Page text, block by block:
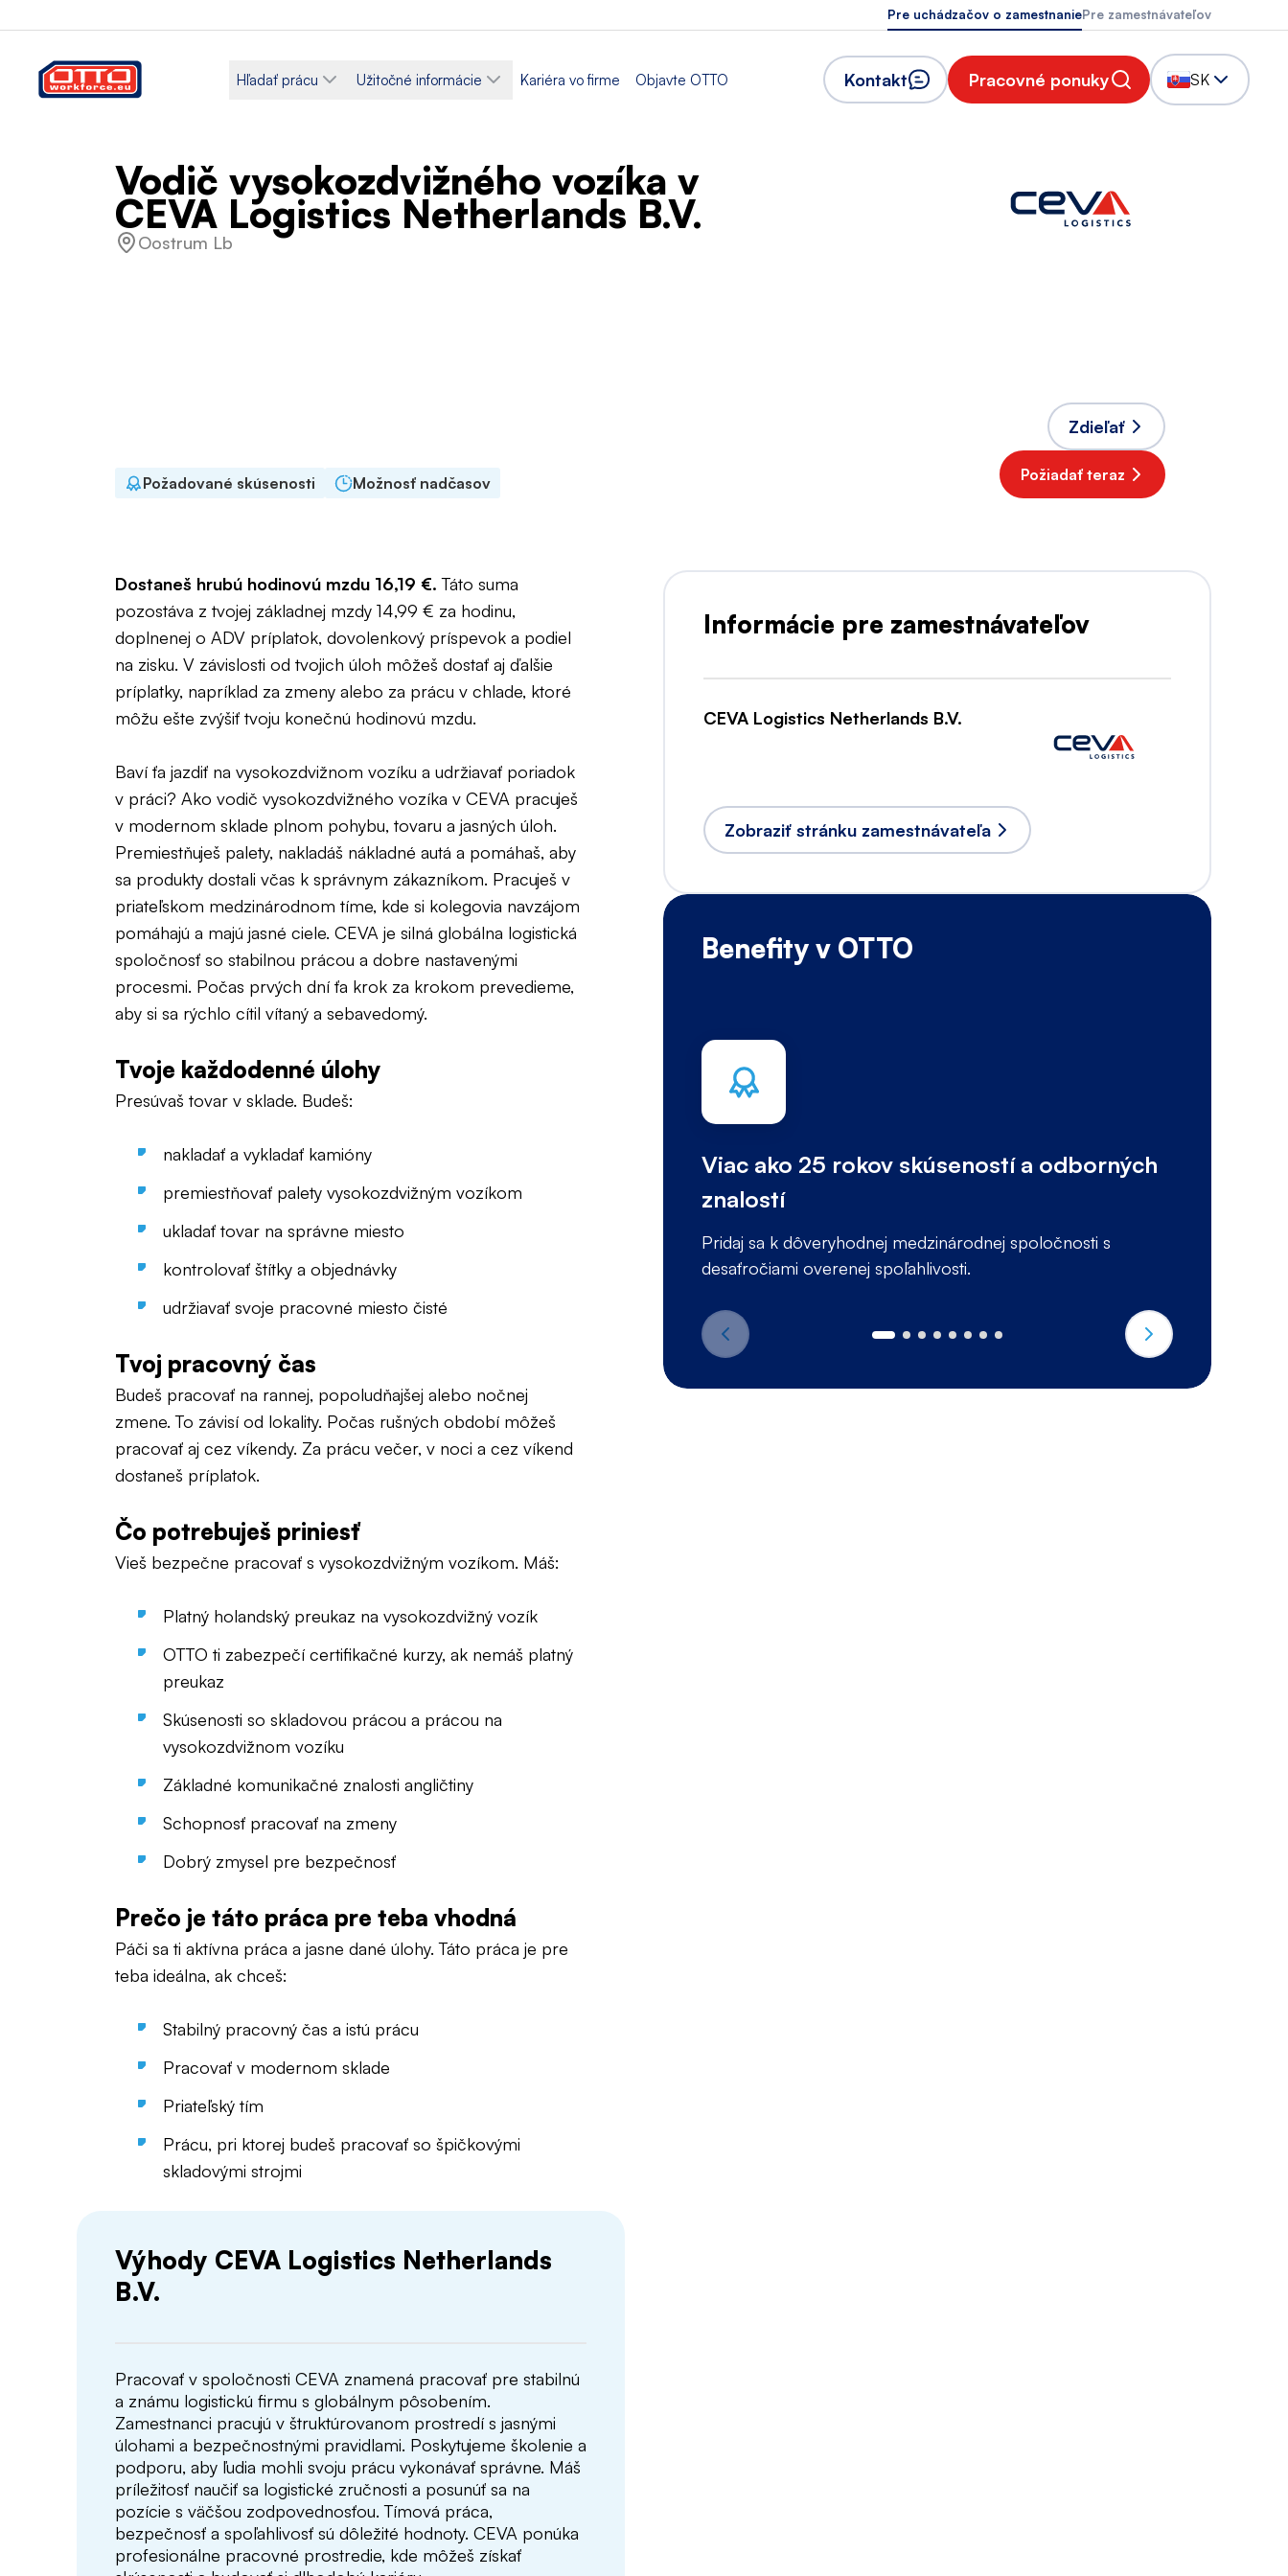
Pre uchádzačov o zamestnaniePre zamestnávateľov
Hľadať prácu Užitočné informácie Kariéra vo firme Objavte OTTO Kontakt Pracovné ponuky SK
Vodič vysokozdvižného vozíka v
CEVA Logistics Netherlands B.V.
Oostrum Lb
Požadované skúsenosti Možnosť nadčasov
Zdieľať
Požiadať teraz
Dostaneš hrubú hodinovú mzdu 16,19 €.Táto suma
pozostáva z tvojej základnej mzdy 14,99 € za hodinu,
doplnenej o ADV príplatok, dovolenkový príspevok a podiel
na zisku. V závislosti od tvojich úloh môžeš dostať aj ďalšie
príplatky, napríklad za zmeny alebo za prácu v chlade, ktoré
môžu ešte zvýšiť tvoju konečnú hodinovú mzdu.
Baví ťa jazdiť na vysokozdvižnom vozíku a udržiavať poriadok
v práci? Ako vodič vysokozdvižného vozíka v CEVA pracuješ
v modernom sklade plnom pohybu, tovaru a jasných úloh.
Premiestňuješ palety, nakladáš nákladné autá a pomáhaš, aby
sa produkty dostali včas k správnym zákazníkom. Pracuješ v
priateľskom medzinárodnom tíme, kde si kolegovia navzájom
pomáhajú a majú jasné ciele. CEVA je silná globálna logistická
spoločnosť so stabilnou prácou a dobre nastavenými
procesmi. Počas prvých dní ťa krok za krokom prevedieme,
aby si sa rýchlo cítil vítaný a sebavedomý.
Tvoje každodenné úlohy
Presúvaš tovar v sklade. Budeš:
nakladať a vykladať kamióny
premiestňovať palety vysokozdvižným vozíkom
ukladať tovar na správne miesto
kontrolovať štítky a objednávky
udržiavať svoje pracovné miesto čisté
Tvoj pracovný čas
Budeš pracovať na rannej, popoludňajšej alebo nočnej
zmene. To závisí od lokality. Počas rušných období môžeš
pracovať aj cez víkendy. Za prácu večer, v noci a cez víkend
dostaneš príplatok.
Čo potrebuješ priniesť
Vieš bezpečne pracovať s vysokozdvižným vozíkom. Máš:
Platný holandský preukaz na vysokozdvižný vozík
OTTO ti zabezpečí certifikačné kurzy, ak nemáš platný
preukaz
Skúsenosti so skladovou prácou a prácou na
vysokozdvižnom vozíku
Základné komunikačné znalosti angličtiny
Schopnosť pracovať na zmeny
Dobrý zmysel pre bezpečnosť
Prečo je táto práca pre teba vhodná
Páči sa ti aktívna práca a jasne dané úlohy. Táto práca je pre
teba ideálna, ak chceš:
Stabilný pracovný čas a istú prácu
Pracovať v modernom sklade
Priateľský tím
Prácu, pri ktorej budeš pracovať so špičkovými
skladovými strojmi
Výhody CEVA Logistics Netherlands
B.V.
Pracovať v spoločnosti CEVA znamená pracovať pre stabilnú
a známu logistickú firmu s globálnym pôsobením.
Zamestnanci pracujú v štruktúrovanom prostredí s jasnými
úlohami a bezpečnostnými pravidlami. Poskytujeme školenie a
podporu, aby ľudia mohli svoju prácu vykonávať správne. Máš
príležitosť naučiť sa logistické zručnosti a posunúť sa na
pozície s väčšou zodpovednosťou. Tímová práca,
bezpečnosť a spoľahlivosť sú dôležité hodnoty. CEVA ponúka
profesionálne pracovné prostredie, kde môžeš získať
Informácie pre zamestnávateľov
CEVA Logistics Netherlands B.V.
Zobraziť stránku zamestnávateľa
Benefity v OTTO
Viac ako 25 rokov skúseností a odborných
znalostí
Pridaj sa k dôveryhodnej medzinárodnej spoločnosti s
desaťročiami overenej spoľahlivosti.